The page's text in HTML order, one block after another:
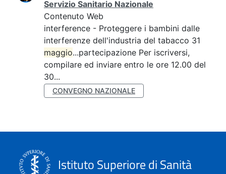
Servizio Sanitario Nazionale
Contenuto Web
interference - Proteggere i bambini dalle
interferenze dell'industria del tabacco 31
maggio...partecipazione Per iscriversi,
compilare ed inviare entro le ore 12.00 del
30...
CONVEGNO NAZIONALE
Istituto Superiore di Sanità